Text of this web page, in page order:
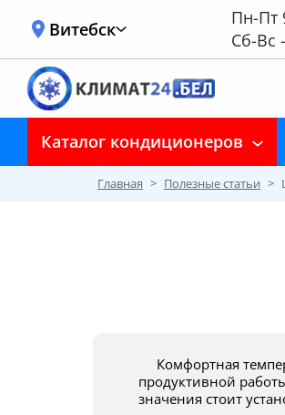
Витебск
Пн-Пт
Сб-Вс
Каталог кондиционеров
Главная > Полезные статьи >
Комфортная температура в помещении — залог хорошего отдыха и
продуктивной
значения стоит